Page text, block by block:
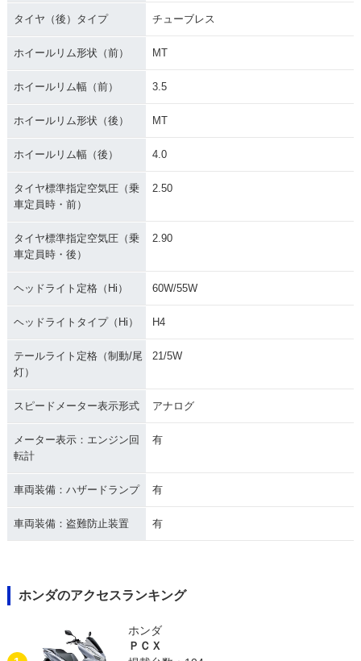
タイヤ（後）タイプ チューブレス
ホイールリム形状（前） MT
ホイールリム幅（前） 3.5
ホイールリム形状（後） MT
ホイールリム幅（後） 4.0
タイヤ標準指定空気圧（乗
車定員時・前）
2.50
タイヤ標準指定空気圧（乗
車定員時・後）
2.90
ヘッドライト定格（Hi） 60W/55W
ヘッドライトタイプ（Hi） H4
テールライト定格（制動/尾
灯）
21/5W
スピードメーター表示形式 アナログ
メーター表示：エンジン回
転計
有
車両装備：ハザードランプ 有
車両装備：盗難防止装置 有
ホンダのアクセスランキング
ホンダ
ＰＣＸ